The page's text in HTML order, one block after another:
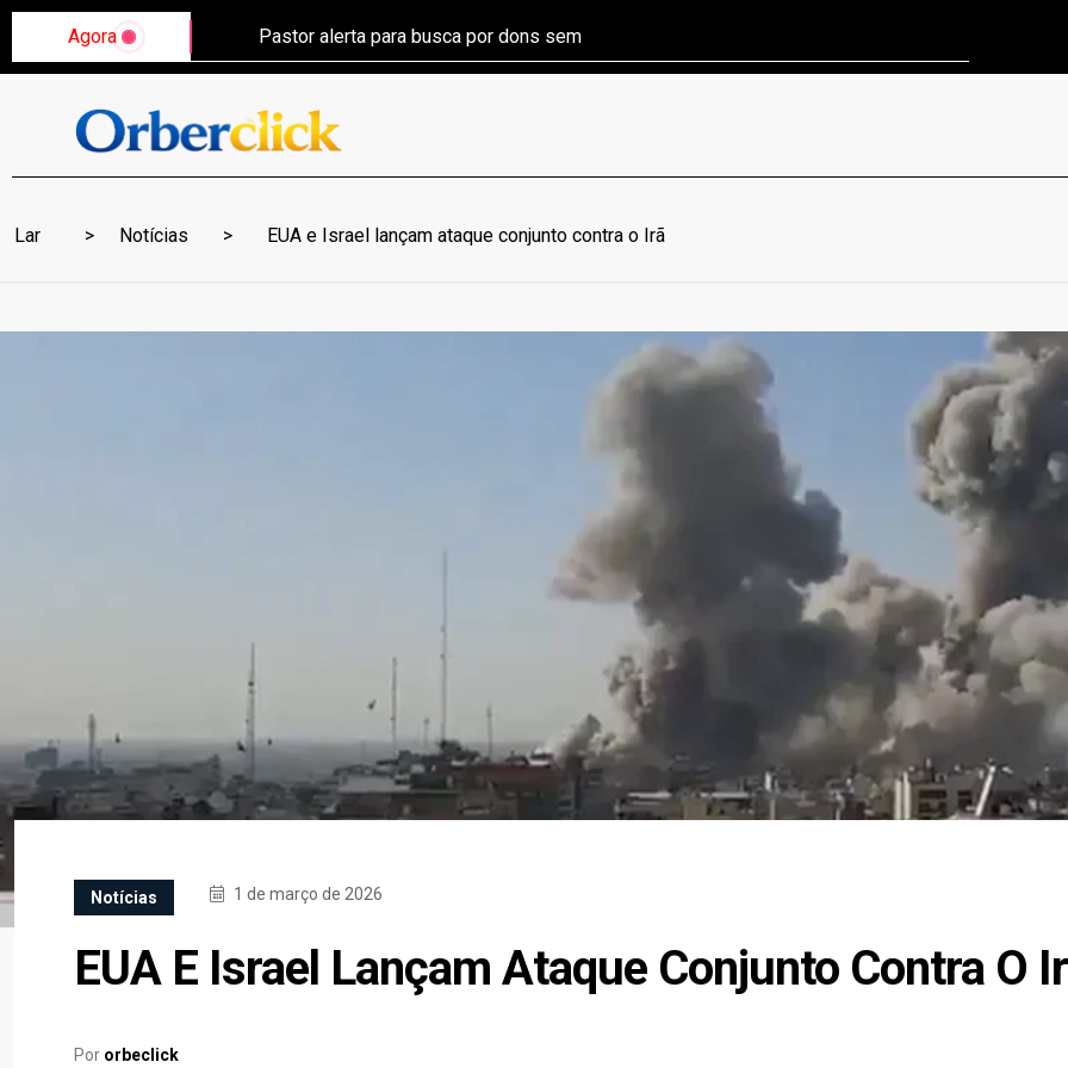
Agora Pastor alerta para busca por dons sem
Lar Notícias EUA e Israel lançam ataque conjunto contra o Irã
Notícias 1 de março de 2026
EUA E Israel Lançam Ataque Conjunto Contra O
Por orbeclick